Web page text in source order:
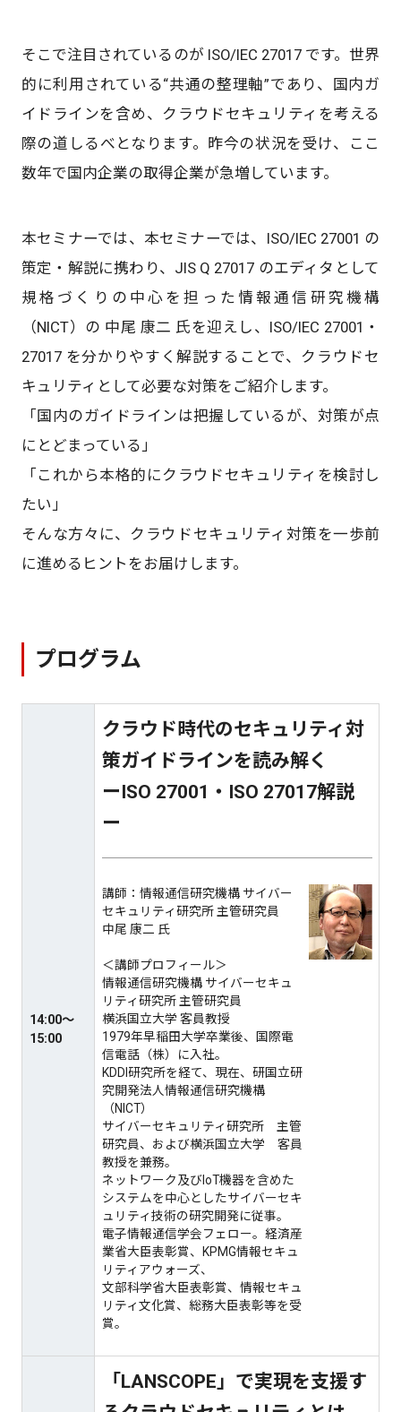
そこで注目されているのが ISO/IEC 27017 です。世界
的に利用されている“共通の整理軸”であり、国内ガ
イドラインを含め、クラウドセキュリティを考える
際の道しるべとなります。昨今の状況を受け、ここ
数年で国内企業の取得企業が急増しています。
本セミナーでは、本セミナーでは、ISO/IEC 27001 の
策定・解説に携わり、JIS Q 27017 のエディタとして
規格づくりの中心を担った情報通信研究機構
（NICT）の 中尾 康二 氏を迎えし、ISO/IEC 27001・
27017 を分かりやすく解説することで、クラウドセ
キュリティとして必要な対策をご紹介します。
「国内のガイドラインは把握しているが、対策が点
にとどまっている」
「これから本格的にクラウドセキュリティを検討し
たい」
そんな方々に、クラウドセキュリティ対策を一歩前
に進めるヒントをお届けします。
プログラム
14:00～
15:00
クラウド時代のセキュリティ対
策ガイドラインを読み解く
ーISO 27001・ISO 27017解説
ー
講師：情報通信研究機構 サイバー
セキュリティ研究所 主管研究員
中尾 康二 氏
＜講師プロフィール＞
情報通信研究機構 サイバーセキュ
リティ研究所 主管研究員
横浜国立大学 客員教授
1979年早稲田大学卒業後、国際電
信電話（株）に入社。
KDDI研究所を経て、現在、研国立研
究開発法人情報通信研究機構
（NICT）
サイバーセキュリティ研究所 主管
研究員、および横浜国立大学 客員
教授を兼務。
ネットワーク及びIoT機器を含めた
システムを中心としたサイバーセキ
ュリティ技術の研究開発に従事。
電子情報通信学会フェロー。経済産
業省大臣表彰賞、KPMG情報セキュ
リティアウォーズ、
文部科学省大臣表彰賞、情報セキュ
リティ文化賞、総務大臣表彰等を受
賞。
「LANSCOPE」で実現を支援す